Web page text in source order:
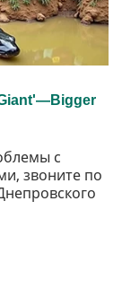
с
звоните по